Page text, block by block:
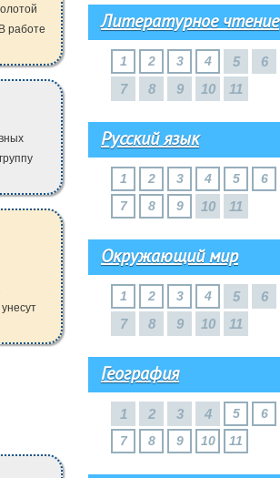
работе
Литературное чтение
1 2 3 4 5
6
7
8 9 10 11
Русский язык
1 2 3 4 5
6
7
8 9 10 11
Окружающий мир
1 2 3 4 5
6
7
8 9 10 11
География
1 2 3 4 5
6
7
8 9 10 11